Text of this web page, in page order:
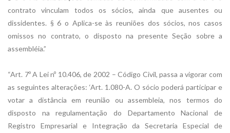
contrato vinculam todos os sócios, ainda que ausentes ou
dissidentes. § 6 o Aplica-se às reuniões dos sócios, nos casos
omissos no contrato, o disposto na presente Seção sobre a
assembléia.”
“Art. 7º A Lei nº 10.406, de 2002 – Código Civil, passa a vigorar com
as seguintes alterações: ‘Art. 1.080-A. O sócio poderá participar e
votar a distância em reunião ou assembleia, nos termos do
disposto na regulamentação do Departamento Nacional de
Registro Empresarial e Integração da Secretaria Especial de